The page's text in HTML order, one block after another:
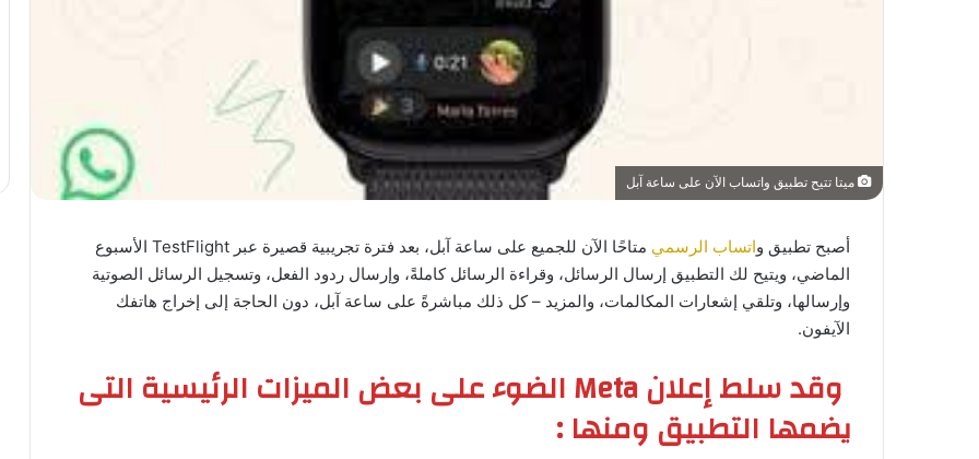
ميتا تتيح تطبيق واتساب الآن على ساعة آبل
أصبح تطبيق واتساب الرسمي
متاحًا الآن للجميع على ساعة آبل، بعد فترة تجريبية قصيرة عبر TestFlight الأسبوع
الماضي، ويتيح لك التطبيق إرسال الرسائل، وقراءة الرسائل كاملةً، وإرسال ردود الفعل، وتسجيل الرسائل الصوتية
وإرسالها، وتلقي إشعارات المكالمات، والمزيد – كل ذلك مباشرةً على ساعة آبل، دون الحاجة إلى إخراج هاتفك
الآيفون.
وقد سلط إعلان Meta الضوء على بعض الميزات الرئيسية التى
يضمها التطبيق ومنها :